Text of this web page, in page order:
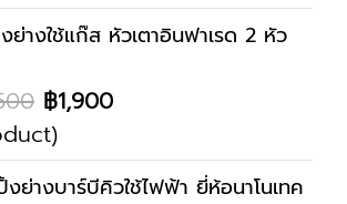
ย่างใช้แก๊ส หัวเตาอินฟาเรด 2 หัว
฿1,900
งย่างบาร์บีคิวใช้ไฟฟ้า ยี่ห้อนาโนเทค